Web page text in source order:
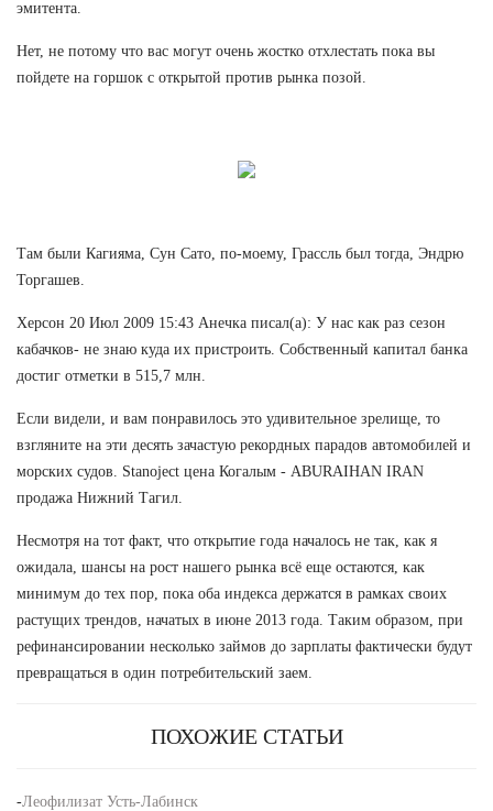
эмитента.
Нет, не потому что вас могут очень жостко отхлестать пока вы
пойдете на горшок с открытой против рынка позой.
Там были Кагияма, Сун Сато, по-моему, Грассль был тогда, Эндрю
Торгашев.
Херсон 20 Июл 2009 15:43 Анечка писал(а): У нас как раз сезон
кабачков- не знаю куда их пристроить. Собственный капитал банка
достиг отметки в 515,7 млн.
Если видели, и вам понравилось это удивительное зрелище, то
взгляните на эти десять зачастую рекордных парадов автомобилей и
морских судов. Stanoject цена Когалым - ABURAIHAN IRAN
продажа Нижний Тагил.
Несмотря на тот факт, что открытие года началось не так, как я
ожидала, шансы на рост нашего рынка всё еще остаются, как
минимум до тех пор, пока оба индекса держатся в рамках своих
растущих трендов, начатых в июне 2013 года. Таким образом, при
рефинансировании несколько займов до зарплаты фактически будут
превращаться в один потребительский заем.
ПОХОЖИЕ СТАТЬИ
-Леофилизат Усть-Лабинск